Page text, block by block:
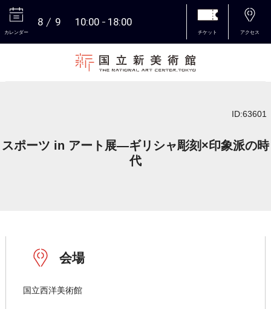
カレンダー
8 9 10:00 18:00
チケット アクセス
ID:63601
スポーツ in アート展―ギリシャ彫刻×印象派の時
代
会場
国立西洋美術館